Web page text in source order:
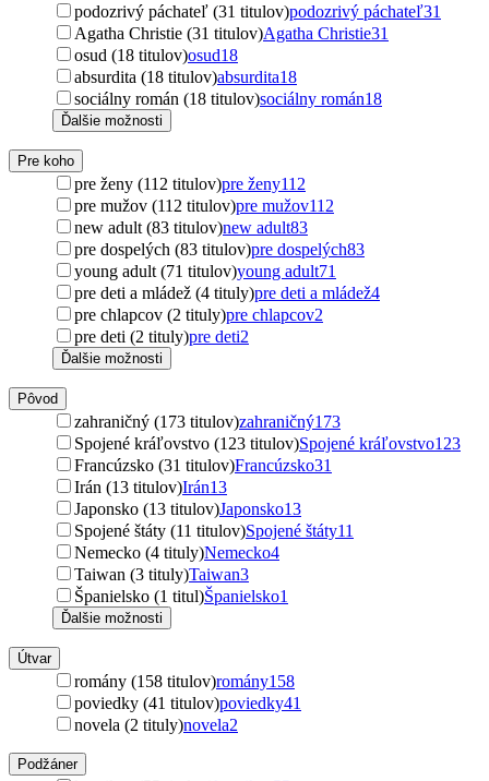
podozrivý páchateľ (31 titulov)podozrivý páchateľ31
Agatha Christie (31 titulov)Agatha Christie31
osud (18 titulov)osud18
absurdita (18 titulov)absurdita18
sociálny román (18 titulov)sociálny román18
Ďalšie možnosti
Pre koho
pre ženy (112 titulov)pre ženy112
pre mužov (112 titulov)pre mužov112
new adult (83 titulov)new adult83
pre dospelých (83 titulov)pre dospelých83
young adult (71 titulov)young adult71
pre deti a mládež (4 tituly)pre deti a mládež4
pre chlapcov (2 tituly)pre chlapcov2
pre deti (2 tituly)pre deti2
Ďalšie možnosti
Pôvod
zahraničný (173 titulov)zahraničný173
Spojené kráľovstvo (123 titulov)Spojené kráľovstvo123
Francúzsko (31 titulov)Francúzsko31
Irán (13 titulov)Irán13
Japonsko (13 titulov)Japonsko13
Spojené štáty (11 titulov)Spojené štáty11
Nemecko (4 tituly)Nemecko4
Taiwan (3 tituly)Taiwan3
Španielsko (1 titul)Španielsko1
Ďalšie možnosti
Útvar
romány (158 titulov)romány158
poviedky (41 titulov)poviedky41
novela (2 tituly)novela2
Podžáner